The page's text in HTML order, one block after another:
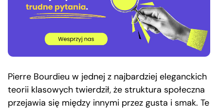
Pierre Bourdieu w jednej z najbardziej eleganckich
teorii klasowych twierdził, że struktura społeczna
przejawia się między innymi przez gusta i smak. Te